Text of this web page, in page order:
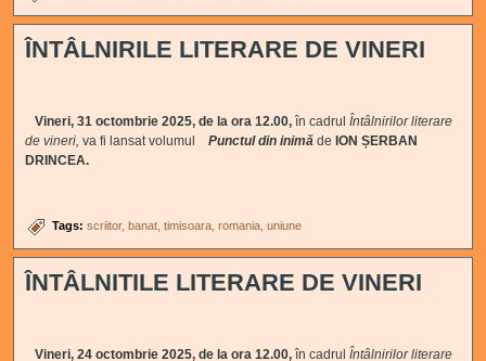
ÎNTÂLNIRILE LITERARE DE VINERI
Vineri, 31 octombrie 2025, de la ora 12.00, în cadrul Întâlnirilor literare
de vineri, va fi lansat volumulPunctul din inimă de ION ȘERBAN
DRINCEA.
Tags:scriitor banat timisoara romania uniune
ÎNTÂLNITILE LITERARE DE VINERI
Vineri, 24 octombrie 2025, de la ora 12.00,în cadrulÎntâlnirilor literare